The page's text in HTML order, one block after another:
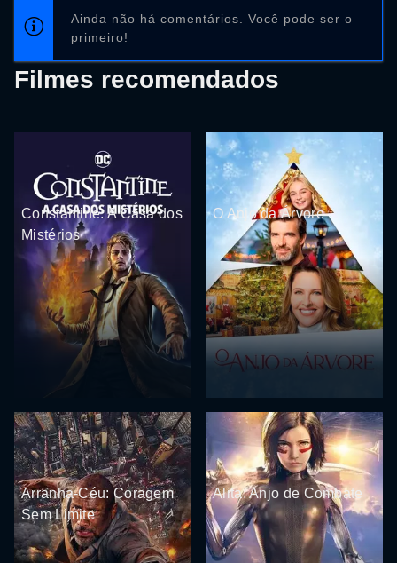
Ainda não há comentários. Você pode ser o
primeiro!
Filmes recomendados
Constantine: A Casa dos
Mistérios
O Anjo da Árvore
Arranha-Céu: Coragem
Sem Limite
Alita: Anjo de Combate